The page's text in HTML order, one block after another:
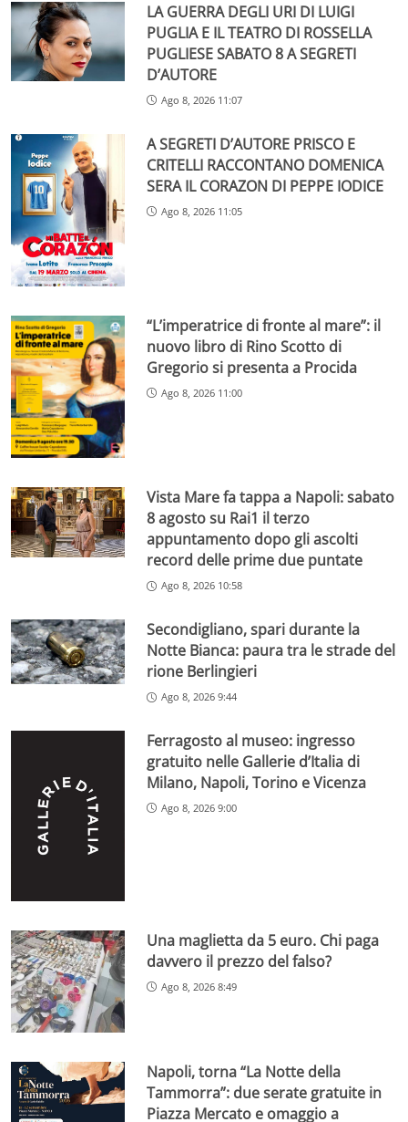
LA GUERRA DEGLI URI DI LUIGI
PUGLIA E IL TEATRO DI ROSSELLA
PUGLIESE SABATO 8 A SEGRETI
D’AUTORE
Ago 8, 2026 11:07
A SEGRETI D’AUTORE PRISCO E
CRITELLI RACCONTANO DOMENICA
SERA IL CORAZON DI PEPPE IODICE
Ago 8, 2026 11:05
“L’imperatrice di fronte al mare”: il
nuovo libro di Rino Scotto di
Gregorio si presenta a Procida
Ago 8, 2026 11:00
Vista Mare fa tappa a Napoli: sabato
8 agosto su Rai1 il terzo
appuntamento dopo gli ascolti
record delle prime due puntate
Ago 8, 2026 10:58
Secondigliano, spari durante la
Notte Bianca: paura tra le strade del
rione Berlingieri
Ago 8, 2026 9:44
Ferragosto al museo: ingresso
gratuito nelle Gallerie d’Italia di
Milano, Napoli, Torino e Vicenza
Ago 8, 2026 9:00
Una maglietta da 5 euro. Chi paga
davvero il prezzo del falso?
Ago 8, 2026 8:49
Napoli, torna “La Notte della
Tammorra”: due serate gratuite in
Piazza Mercato e omaggio a